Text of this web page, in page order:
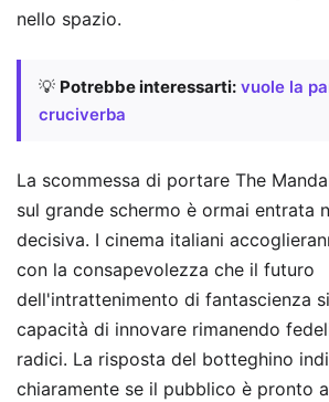
nello spazio.
💡 Potrebbe interessarti: vuole la
cruciverba
La scommessa di portare The
sul grande schermo è ormai entrata
decisiva. I cinema italiani
con la consapevolezza che il futuro
dell'intrattenimento di fantascienza
capacità di innovare rimanendo
radici. La risposta del botteghino
chiaramente se il pubblico è pronto